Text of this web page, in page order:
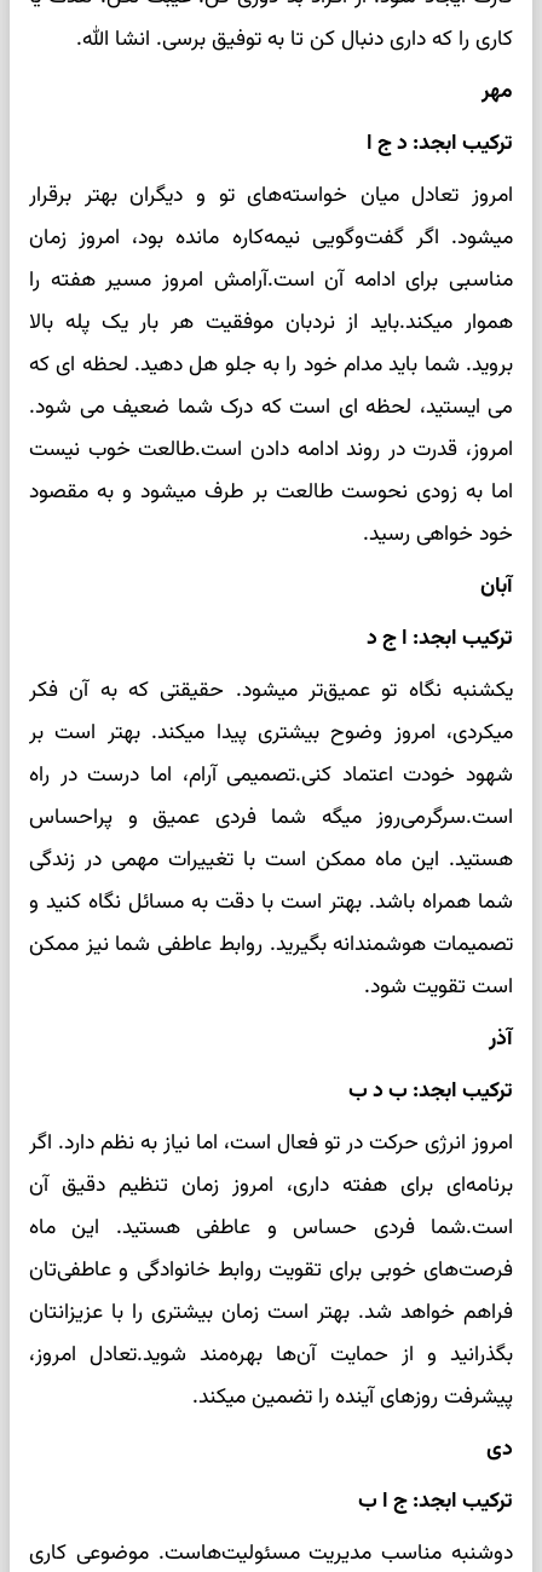
کاری را که داری دنبال کن تا به توفیق برسی. انشا الله.
مهر
ترکیب ابجد: د ج ا
امروز تعادل میان خواسته‌های تو و دیگران بهتر برقرار
میشود. اگر گفت‌وگویی نیمه‌کاره مانده بود، امروز زمان
مناسبی برای ادامه آن است.آرامش امروز مسیر هفته را
هموار میکند.باید از نردبان موفقیت هر بار یک پله بالا
بروید. شما باید مدام خود را به جلو هل دهید. لحظه ای که
می ایستید، لحظه ای است که درک شما ضعیف می شود.
امروز، قدرت در روند ادامه دادن است.طالعت خوب نیست
اما به زودی نحوست طالعت بر طرف میشود و به مقصود
خود خواهی رسید.
آبان
ترکیب ابجد: ا ج د
یکشنبه نگاه تو عمیق‌تر میشود. حقیقتی که به آن فکر
میکردی، امروز وضوح بیشتری پیدا میکند. بهتر است بر
شهود خودت اعتماد کنی.تصمیمی آرام، اما درست در راه
است.سرگرمی‌روز میگه شما فردی عمیق و پراحساس
هستید. این ماه ممکن است با تغییرات مهمی در زندگی
شما همراه باشد. بهتر است با دقت به مسائل نگاه کنید و
تصمیمات هوشمندانه بگیرید. روابط عاطفی شما نیز ممکن
است تقویت شود.
آذر
ترکیب ابجد: ب د ب
امروز انرژی حرکت در تو فعال است، اما نیاز به نظم دارد. اگر
برنامه‌ای برای هفته داری، امروز زمان تنظیم دقیق آن
است.شما فردی حساس و عاطفی هستید. این ماه
فرصت‌های خوبی برای تقویت روابط خانوادگی و عاطفی‌تان
فراهم خواهد شد. بهتر است زمان بیشتری را با عزیزانتان
بگذرانید و از حمایت آن‌ها بهره‌مند شوید.تعادل امروز،
پیشرفت روزهای آینده را تضمین میکند.
دی
ترکیب ابجد: ج ا ب
دوشنبه مناسب مدیریت مسئولیت‌هاست. موضوعی کاری